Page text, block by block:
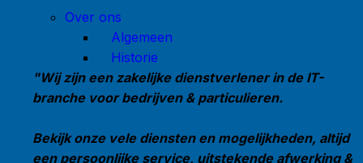
Over ons
Algemeen
Historie
"Wij zijn een zakelijke dienstverlener in de IT-
branche voor bedrijven & particulieren.
Bekijk onze vele diensten en mogelijkheden, altijd
een persoonlijke service, uitstekende afwerking &